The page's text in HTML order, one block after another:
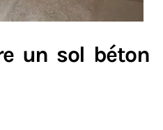
un sol béton